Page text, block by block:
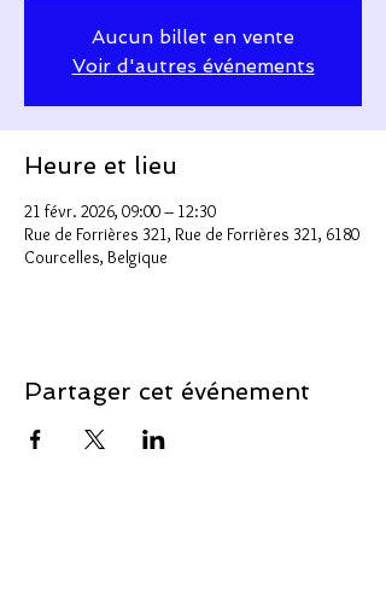
Aucun billet en vente
Voir d'autres événements
Heure et lieu
21 févr. 2026, 09:00 – 12:30
Rue de Forrières 321, Rue de Forrières 321, 6180
Courcelles, Belgique
Partager cet événement